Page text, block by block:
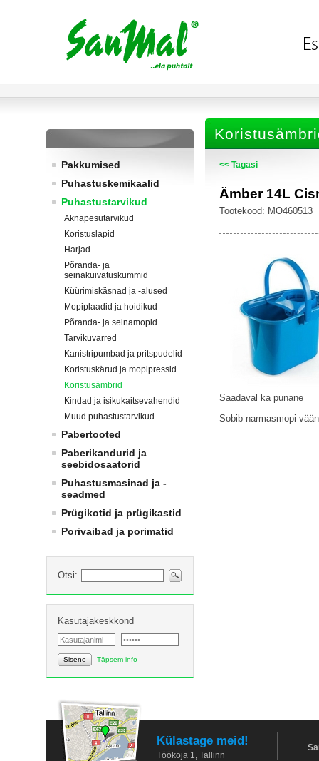
Pakkumised
Puhastuskemikaalid
Puhastustarvikud
Aknapesutarvikud
Koristuslapid
Harjad
Põranda- ja
seinakuivatuskummid
Küürimiskäsnad ja -alused
Mopiplaadid ja hoidikud
Põranda- ja seinamopid
Tarvikuvarred
Kanistripumbad ja pritspudelid
Koristuskärud ja mopipressid
Koristusämbrid
Kindad ja isikukaitsevahendid
Muud puhastustarvikud
Pabertooted
Paberikandurid ja
seebidosaatorid
Puhastusmasinad ja -
seadmed
Prügikotid ja prügikastid
Porivaibad ja porimatid
Otsi:
Kasutajakeskkond
Sisene Täpsem info
<< Tagasi
Ämber 14L
Tootekood: MO460513
Saadaval ka punane
Sobib narmasmopi
Külastage meid!
Töökoja 1, Tallinn